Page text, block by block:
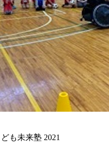
も未来塾 2021